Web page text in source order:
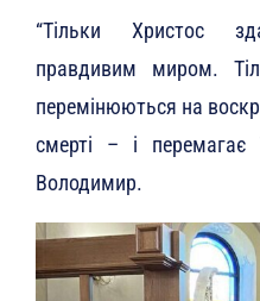
“Тільки Христос
правдивим миром.
перемінюються на
смерті – і перемагає
Володимир.